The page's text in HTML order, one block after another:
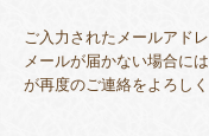
ご入力されたメールアド
メールが届かない場合に
が再度のご連絡をよろしく